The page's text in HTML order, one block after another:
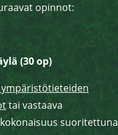
opinnot:
(30op)
ympäristötieteiden
tai vastaava
suoritettuna